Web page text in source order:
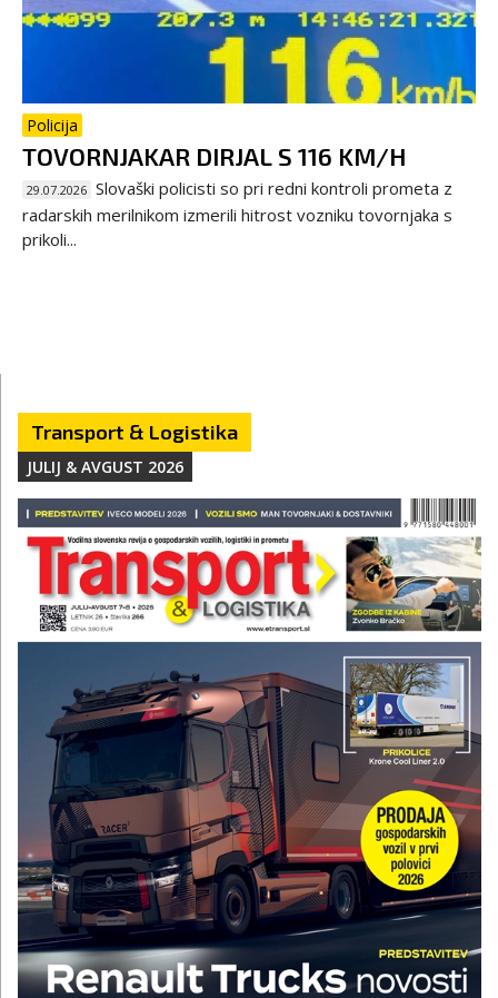
Policija
TOVORNJAKAR DIRJAL S 116 KM/H
29.07.2026 Slovaški policisti so pri redni kontroli prometa z
radarskih merilnikom izmerili hitrost vozniku tovornjaka s
prikoli...
Transport & Logistika
JULIJ & AVGUST 2026